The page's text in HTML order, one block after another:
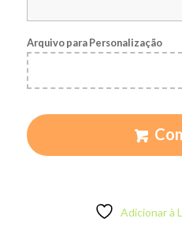
Arquivo para Personalização
Adicionar à